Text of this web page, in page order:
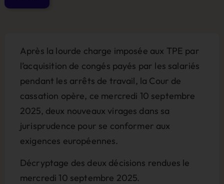
Après la lourde charge imposée aux TPE par
l’acquisition de congés payés par les salariés
pendant les arrêts de travail, la Cour de
cassation opère, ce mercredi 10 septembre
2025, deux nouveaux virages dans sa
jurisprudence pour se conformer aux
exigences européennes.
Décryptage des deux décisions rendues le
mercredi 10 septembre 2025.